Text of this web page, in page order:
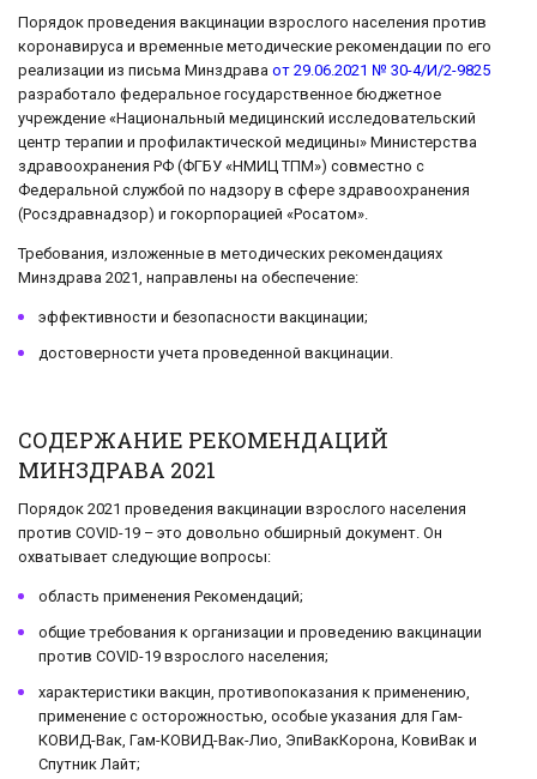
Порядок проведения вакцинации взрослого населения против
коронавируса и временные методические рекомендации по его
реализации из письма Минздрава от 29.06.2021 № 30-4/И/2-9825
разработало федеральное государственное бюджетное
учреждение «Национальный медицинский исследовательский
центр терапии и профилактической медицины» Министерства
здравоохранения РФ (ФГБУ «НМИЦ ТПМ») совместно с
Федеральной службой по надзору в сфере здравоохранения
(Росздравнадзор) и гокорпорацией «Росатом».
Требования, изложенные в методических рекомендациях
Минздрава 2021, направлены на обеспечение:
эффективности и безопасности вакцинации;
достоверности учета проведенной вакцинации.
СОДЕРЖАНИЕ РЕКОМЕНДАЦИЙ
МИНЗДРАВА 2021
Порядок 2021 проведения вакцинации взрослого населения
против COVID-19 – это довольно обширный документ. Он
охватывает следующие вопросы:
область применения Рекомендаций;
общие требования к организации и проведению вакцинации
против COVID-19 взрослого населения;
характеристики вакцин, противопоказания к применению,
применение с осторожностью, особые указания для Гам-
КОВИД-Вак, Гам-КОВИД-Вак-Лио, ЭпиВакКорона, КовиВак и
Спутник Лайт;